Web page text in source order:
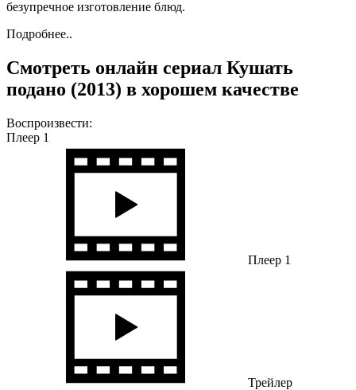
безупречное изготовление блюд.
Подробнее..
Смотреть онлайн сериал Кушать
подано (2013) в хорошем качестве
Воспроизвести:
Плеер 1
Плеер 1
Трейлер